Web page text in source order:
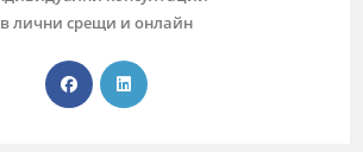
в лични срещи и онлайн